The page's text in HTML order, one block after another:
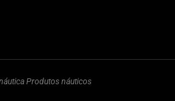
Produtos náuticos